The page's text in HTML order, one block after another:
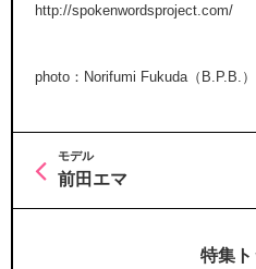
http://spokenwordsproject.com/
photo：Norifumi Fukuda（B.P.B.）
モデル
前田エマ
特集